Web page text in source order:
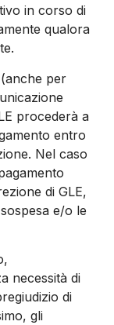
in corso di
qualora
per
procederà a
entro
Nel caso
di GLE,
e/o le
necessità di
di
gli